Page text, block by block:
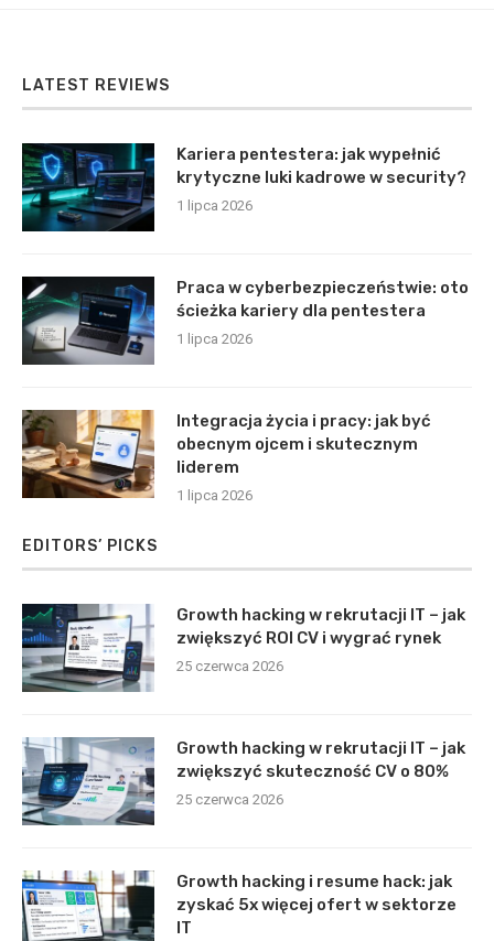
LATEST REVIEWS
Kariera pentestera: jak wypełnić
krytyczne luki kadrowe w security?
1 lipca 2026
Praca w cyberbezpieczeństwie: oto
ścieżka kariery dla pentestera
1 lipca 2026
Integracja życia i pracy: jak być
obecnym ojcem i skutecznym
liderem
1 lipca 2026
EDITORS’ PICKS
Growth hacking w rekrutacji IT – jak
zwiększyć ROI CV i wygrać rynek
25 czerwca 2026
Growth hacking w rekrutacji IT – jak
zwiększyć skuteczność CV o 80%
25 czerwca 2026
Growth hacking i resume hack: jak
zyskać 5x więcej ofert w sektorze
IT